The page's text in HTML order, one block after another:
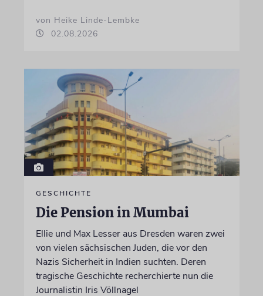
von Heike Linde-Lembke
02.08.2026
GESCHICHTE
Die Pension in Mumbai
Ellie und Max Lesser aus Dresden waren zwei
von vielen sächsischen Juden, die vor den
Nazis Sicherheit in Indien suchten. Deren
tragische Geschichte recherchierte nun die
Journalistin Iris Völlnagel